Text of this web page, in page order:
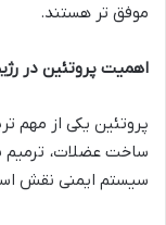
موفق تر هستند.
اهمیت پروتئین در
پروتئین یکی از مهم
ساخت عضلات، ترمیم
سیستم ایمنی نقش